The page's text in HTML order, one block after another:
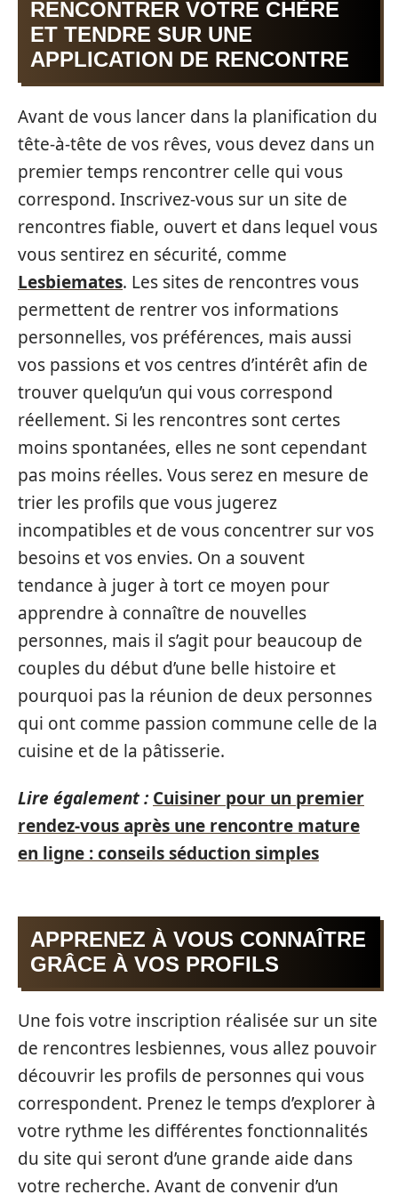
RENCONTRER VOTRE CHÈRE
ET TENDRE SUR UNE
APPLICATION DE RENCONTRE
Avant de vous lancer dans la planification du
tête-à-tête de vos rêves, vous devez dans un
premier temps rencontrer celle qui vous
correspond. Inscrivez-vous sur un site de
rencontres fiable, ouvert et dans lequel vous
vous sentirez en sécurité, comme
Lesbiemates. Les sites de rencontres vous
permettent de rentrer vos informations
personnelles, vos préférences, mais aussi
vos passions et vos centres d’intérêt afin de
trouver quelqu’un qui vous correspond
réellement. Si les rencontres sont certes
moins spontanées, elles ne sont cependant
pas moins réelles. Vous serez en mesure de
trier les profils que vous jugerez
incompatibles et de vous concentrer sur vos
besoins et vos envies. On a souvent
tendance à juger à tort ce moyen pour
apprendre à connaître de nouvelles
personnes, mais il s’agit pour beaucoup de
couples du début d’une belle histoire et
pourquoi pas la réunion de deux personnes
qui ont comme passion commune celle de la
cuisine et de la pâtisserie.
Lire également : Cuisiner pour un premier
rendez-vous après une rencontre mature
en ligne : conseils séduction simples
APPRENEZ À VOUS CONNAÎTRE
GRÂCE À VOS PROFILS
Une fois votre inscription réalisée sur un site
de rencontres lesbiennes, vous allez pouvoir
découvrir les profils de personnes qui vous
correspondent. Prenez le temps d’explorer à
votre rythme les différentes fonctionnalités
du site qui seront d’une grande aide dans
votre recherche. Avant de convenir d’un